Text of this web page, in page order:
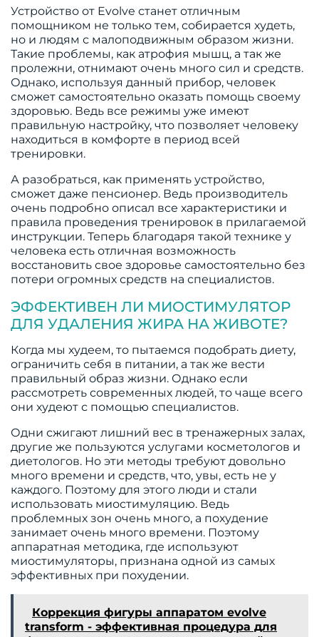
Устройство от Evolve станет отличным
помощником не только тем, собирается худеть,
но и людям с малоподвижным образом жизни.
Такие проблемы, как атрофия мышц, а так же
пролежни, отнимают очень много сил и средств.
Однако, используя данный прибор, человек
сможет самостоятельно оказать помощь своему
здоровью. Ведь все режимы уже имеют
правильную настройку, что позволяет человеку
находиться в комфорте в период всей
тренировки.
А разобраться, как применять устройство,
сможет даже пенсионер. Ведь производитель
очень подробно описал все характеристики и
правила проведения тренировок в прилагаемой
инструкции. Теперь благодаря такой технике у
человека есть отличная возможность
восстановить свое здоровье самостоятельно без
потери огромных средств на специалистов.
ЭФФЕКТИВЕН ЛИ МИОСТИМУЛЯТОР
ДЛЯ УДАЛЕНИЯ ЖИРА НА ЖИВОТЕ?
Когда мы худеем, то пытаемся подобрать диету,
ограничить себя в питании, а так же вести
правильный образ жизни. Однако если
рассмотреть современных людей, то чаще всего
они худеют с помощью специалистов.
Одни сжигают лишний вес в тренажерных залах,
другие же пользуются услугами косметологов и
диетологов. Но эти методы требуют довольно
много времени и средств, что, увы, есть не у
каждого. Поэтому для этого люди и стали
использовать миостимуляцию. Ведь
проблемных зон очень много, а похудение
занимает очень много времени. Поэтому
аппаратная методика, где используют
миостимуляторы, признана одной из самых
эффективных при похудении.
Коррекция фигуры аппаратом evolve
transform - эффективная процедура для